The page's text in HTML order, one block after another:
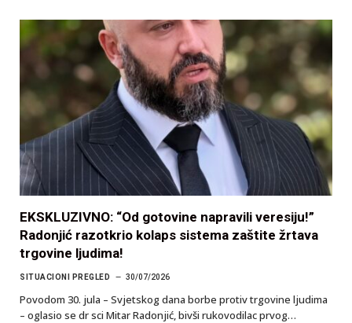
EKSKLUZIVNO: “Od gotovine napravili veresiju!”
Radonjić razotkrio kolaps sistema zaštite žrtava
trgovine ljudima!
SITUACIONI PREGLED 30/07/2026
Povodom 30. jula – Svjetskog dana borbe protiv trgovine ljudima
– oglasio se dr sci Mitar Radonjić, bivši rukovodilac prvog…